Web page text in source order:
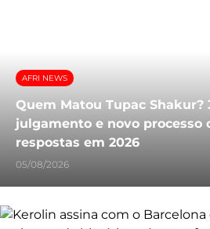
AFRI NEWS
Quem Matou Tupac Shakur?
julgamento e novo processo
respostas em 2026
05/08/2026